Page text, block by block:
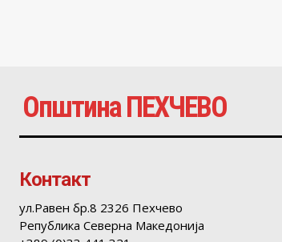
Општина ПЕХЧЕВО
Контакт
ул.Равен бр.8 2326 Пехчево
Република Северна Македонија